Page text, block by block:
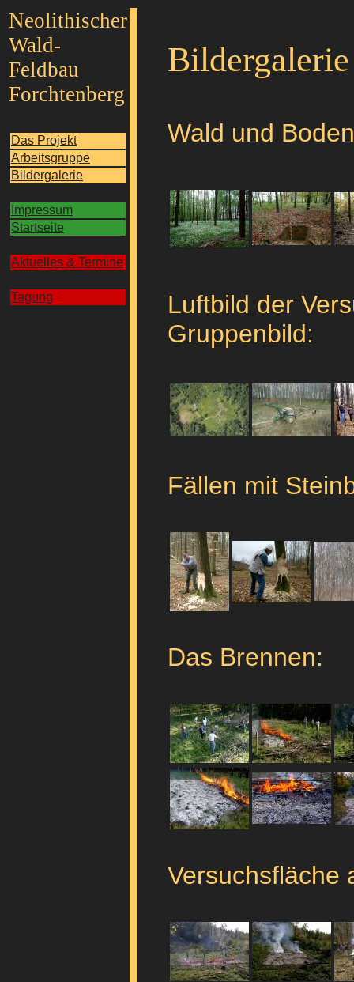
Neolithischer
Wald-
Feldbau
Forchtenberg
Das Projekt
Arbeitsgruppe
Bildergalerie
Impressum
Startseite
Aktuelles & Termine
Tagung
Bildergalerie
Wald und
Luftbild der
Gruppenbild:
Fällen mit
Das Brennen:
Versuchsfläche